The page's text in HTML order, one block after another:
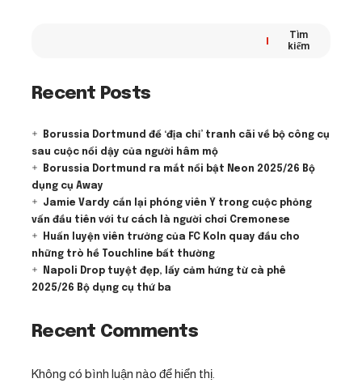
Tìm
kiếm
Recent Posts
Borussia Dortmund để ‘địa chỉ’ tranh cãi về bộ công cụ
sau cuộc nổi dậy của người hâm mộ
Borussia Dortmund ra mắt nổi bật Neon 2025/26 Bộ
dụng cụ Away
Jamie Vardy cắn lại phóng viên Ý trong cuộc phỏng
vấn đầu tiên với tư cách là người chơi Cremonese
Huấn luyện viên trưởng của FC Koln quay đầu cho
những trò hề Touchline bất thường
Napoli Drop tuyệt đẹp, lấy cảm hứng từ cà phê
2025/26 Bộ dụng cụ thứ ba
Recent Comments
Không có bình luận nào để hiển thị.